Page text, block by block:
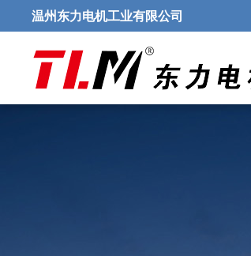
温州东力电机工业有限公司